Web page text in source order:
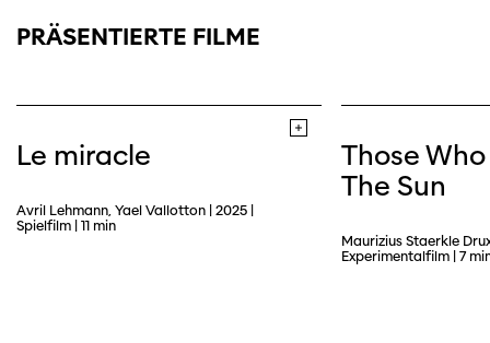
PRÄSENTIERTE FILME
Le miracle
Avril Lehmann, Yael Vallotton | 2025 |
Spielfilm | 11 min
Those
The Sun
Maurizius Staerkle
Experimentalfilm | 7